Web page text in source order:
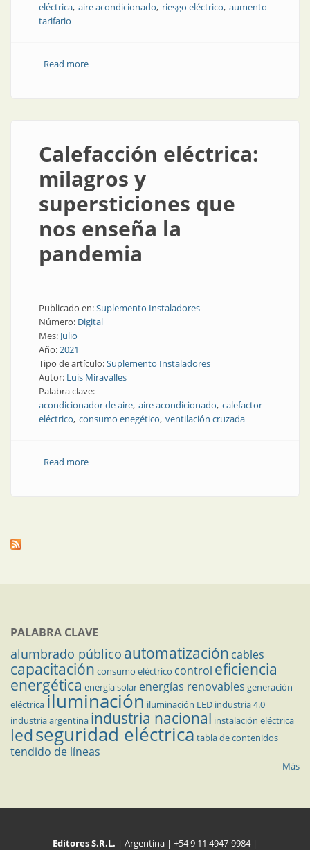
eléctrica aire acondicionado riesgo eléctrico aumento
tarifario
Read moreabout Brasero vs. caloventor
Calefacción eléctrica:
milagros y
supersticiones que
nos enseña la
pandemia
Publicado en:Suplemento Instaladores
Número: Digital
Mes: Julio
Año:2021
Tipo de artículo:Suplemento Instaladores
Autor: Luis Miravalles
Palabra clave:
acondicionador de aire aire acondicionado calefactor
eléctrico consumo enegético ventilación cruzada
Read moreabout Calefacción eléctrica: milagros y supersticiones
PALABRA CLAVE
alumbrado público automatización cables
capacitación consumo eléctrico control eficiencia
energética energía solar energías renovables generación
eléctricailuminación iluminación LED industria 4.0
industria argentina industria nacional instalación eléctrica
ledseguridad eléctrica tabla de contenidos
tendido de líneas
Más
Editores S.R.L. | Argentina | +54 9 11 4947-9984 |